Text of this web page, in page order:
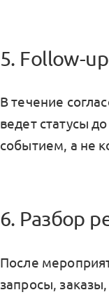
5. Follow-up
В течение
ведет статусы
событием, а не
6. Разбор
После
запросы,